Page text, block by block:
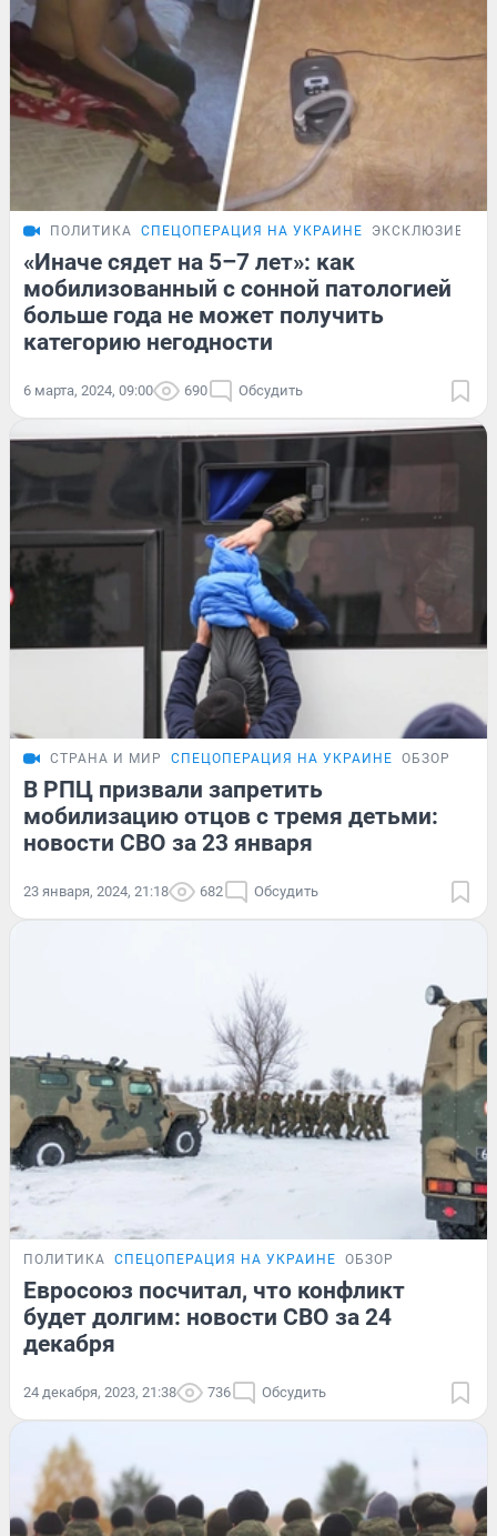
ПОЛИТИКА СПЕЦОПЕРАЦИЯ НА УКРАИНЕ ЭКСКЛЮЗИВ
«Иначе сядет на 5–7 лет»: как
мобилизованный с сонной патологией
больше года не может получить
категорию негодности
6 марта, 2024, 09:00 690 Обсудить
СТРАНА И МИР СПЕЦОПЕРАЦИЯ НА УКРАИНЕ ОБЗОР
В РПЦ призвали запретить
мобилизацию отцов с тремя детьми:
новости СВО за 23 января
23 января, 2024, 21:18 682 Обсудить
ПОЛИТИКА СПЕЦОПЕРАЦИЯ НА УКРАИНЕ ОБЗОР
Евросоюз посчитал, что конфликт
будет долгим: новости СВО за 24
декабря
24 декабря, 2023, 21:38 736 Обсудить